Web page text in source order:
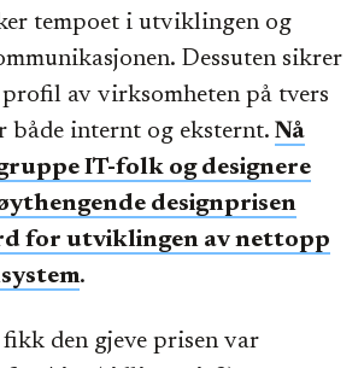
tempoet i utviklingen og
Dessuten sikrer
av virksomheten på tvers
både internt og eksternt. Nå
IT-folk og designere
designprisen
for utviklingen av nettopp
.
den gjeve prisen var